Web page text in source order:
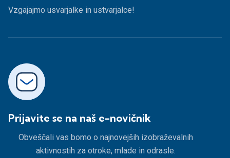
Vzgajajmo usvarjalke in ustvarjalce!
Prijavite se na naš e-novičnik
Obveščali vas bomo o najnovejših izobraževalnih
aktivnostih za otroke, mlade in odrasle.